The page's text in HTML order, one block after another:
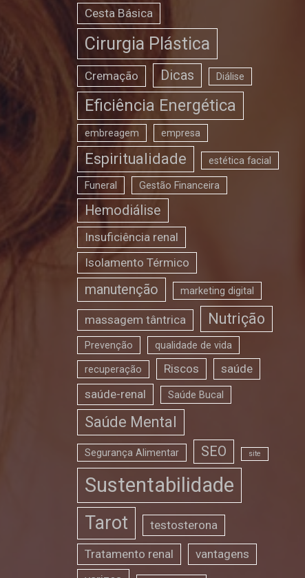
Cesta Básica
Cirurgia Plástica
Cremação Dicas Diálise
Eficiência Energética
embreagem empresa
Espiritualidade estética facial
Funeral Gestão Financeira
Hemodiálise
Insuficiência renal
Isolamento Térmico
manutenção marketing digital
massagem tântrica Nutrição
Prevenção qualidade de vida
recuperação Riscos
saúde
saúde-renal
Saúde Bucal
Saúde Mental
Segurança Alimentar SEO site
Sustentabilidade
Tarot testosterona
Tratamento renal
vantagens